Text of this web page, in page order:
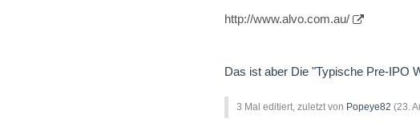
http://www.alvo.com.au/
Das ist aber Die "Typische Pre-IPO
3 Mal editiert, zuletzt von Popeye82 (23.